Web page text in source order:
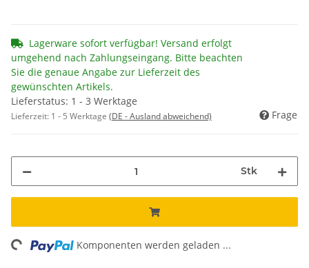
Lagerware sofort verfügbar! Versand erfolgt
umgehend nach Zahlungseingang. Bitte beachten
Sie die genaue Angabe zur Lieferzeit des
gewünschten Artikels.
Lieferstatus: 1 - 3 Werktage
Lieferzeit: 1 - 5 Werktage (DE - Ausland abweichend) Frage
Stk
Komponenten werden geladen ...